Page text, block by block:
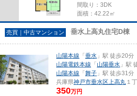
間取り：3DK
面積：42.22㎡
売買｜中古マンション 垂水上高丸住宅D棟
山陽本線 「 垂水 」駅 徒歩20分
山陽電鉄本線 「 山陽垂水 」駅
山陽本線 「 舞子 」駅 徒歩31分
兵庫県神戸市垂水区上高丸 １
350万円